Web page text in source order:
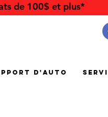
de 100$ et plus*
d'auto